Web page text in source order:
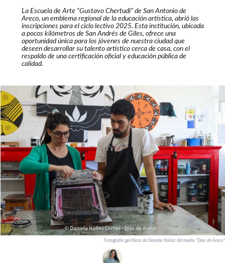
La Escuela de Arte “Gustavo Chertudi” de San Antonio de
Areco, un emblema regional de la educación artística, abrió las
inscripciones para el ciclo lectivo 2025. Esta institución, ubicada
a pocos kilómetros de San Andrés de Giles, ofrece una
oportunidad única para los jóvenes de nuestra ciudad que
deseen desarrollar su talento artístico cerca de casa, con el
respaldo de una certificación oficial y educación pública de
calidad.
Fotografía gentileza de Daniela Núñez del medio "Días de Areco".